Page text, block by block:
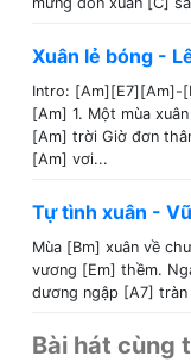
Xuân lẻ bóng -
Intro: [Am][E7][Am]-
[Am] 1. Một mùa
[Am] trời Giờ đơn
[Am] vơi...
Tự tình xuân -
Mùa [Bm] xuân về
vương [Em] thềm.
dương ngập [A7] tràn
Bài hát cùng